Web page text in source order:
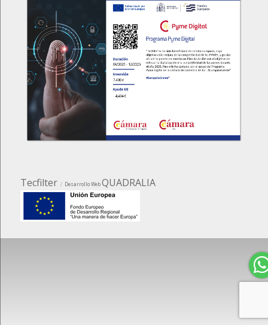
Tecfilter Desarrollo WebQUADRALIA